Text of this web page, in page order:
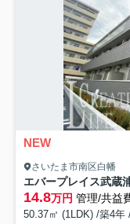
NEW
さいたま市南区白幡
エバープレイス武蔵
14.8万円 管理/共益
50.37㎡ (1LDK) /築4年